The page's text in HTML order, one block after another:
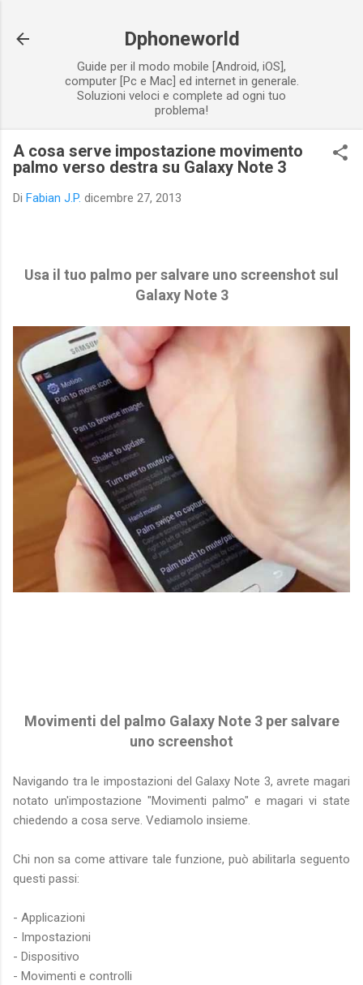
Dphoneworld
Guide per il modo mobile [Android, iOS],
computer [Pc e Mac] ed internet in generale.
Soluzioni veloci e complete ad ogni tuo
problema!
A cosa serve impostazione movimento
palmo verso destra su Galaxy Note 3
Di Fabian J.P. dicembre 27, 2013
Usa il tuo palmo per salvare uno screenshot sul
Galaxy Note 3
Movimenti del palmo Galaxy Note 3 per salvare
uno screenshot
Navigando tra le impostazioni del Galaxy Note 3, avrete magari
notato un'impostazione "Movimenti palmo" e magari vi state
chiedendo a cosa serve. Vediamolo insieme.
Chi non sa come attivare tale funzione, può abilitarla seguento
questi passi:
- Applicazioni
- Impostazioni
- Dispositivo
- Movimenti e controlli